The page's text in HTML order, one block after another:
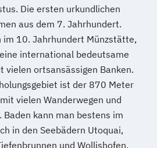
Die ersten urkundlichen
aus dem 7. Jahrhundert.
im 10. Jahrhundert Münzstätte,
international bedeutsame
vielen ortsansässigen Banken.
ist der 870 Meter
vielen Wanderwegen und
Baden kann man bestens im
in den Seebädern Utoquai,
und Wollishofen.